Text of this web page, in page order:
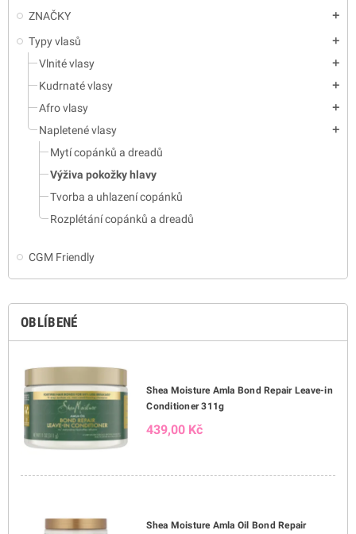
ZNAČKY
add
Typy vlasů add
Vlnité vlasy add
Kudrnaté vlasy add
Afro vlasy add
Napletené vlasy add
Mytí copánků a dreadů
Výživa pokožky hlavy
Tvorba a uhlazení copánků
Rozplétání copánků a dreadů
CGM Friendly
OBLÍBENÉ
Shea Moisture Amla Bond Repair Leave-in
Conditioner 311g
439,00 Kč
Shea Moisture Amla Oil Bond Repair